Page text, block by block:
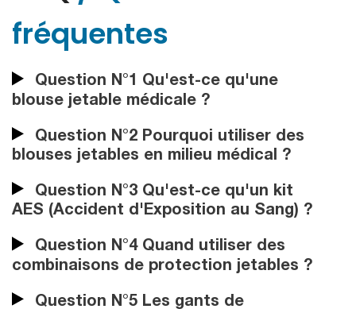
fréquentes
Question N°1 Qu'est-ce qu'une
blouse jetable médicale ?
Question N°2 Pourquoi utiliser des
blouses jetables en milieu médical ?
Question N°3 Qu'est-ce qu'un kit
AES (Accident d'Exposition au Sang) ?
Question N°4 Quand utiliser des
combinaisons de protection jetables ?
Question N°5 Les gants de